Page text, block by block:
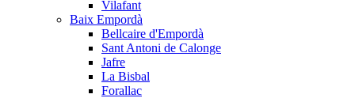
Vilafant
Baix Empordà
Bellcaire d'Empordà
Sant Antoni de Calonge
Jafre
La Bisbal
Forallac